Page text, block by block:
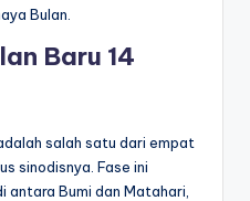
Bulan.
Baru 14
salah satu dari empat
sinodisnya. Fase ini
antara Bumi dan Matahari,